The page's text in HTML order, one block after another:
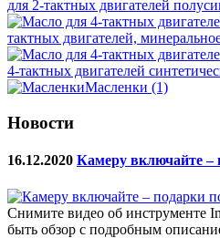
для 2-тактных двигателей
тактных двигателей,
4-тактных двигателей
Масленки (1)
Новости
16.12.2020 Камеру включайте –
Снимите видео об инструменте
быть обзор с подробным